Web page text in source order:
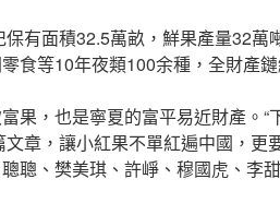
有面積32.5萬畝，鮮果產量32
食等10年夜類100余種，全財產
果，也是寧夏的富平易近財產。
文章，讓小紅果不單紅遍中國，
聰、樊美琪、許崢、穆國虎、李